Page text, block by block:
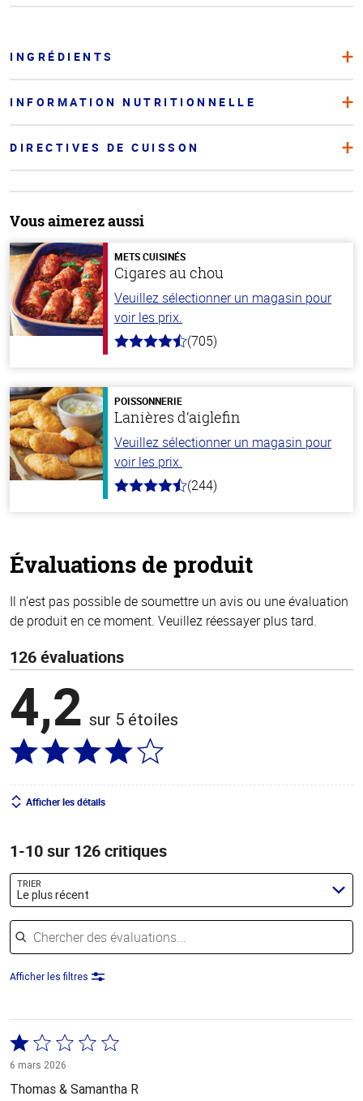
INGRÉDIENTS
INFORMATION NUTRITIONNELLE
DIRECTIVES DE CUISSON
Vous aimerez aussi
METS CUISINÉS
Cigares au chou
Veuillez sélectionner un magasin pour
voir les prix.
4.6
stars
(705)
POISSONNERIE
Lanières d’aiglefin
Veuillez sélectionner un magasin pour
voir les prix.
4.5
(244)
Évaluations de produit
Il n’est pas possible de soumettre un avis ou une évaluation
de produit en ce moment. Veuillez réessayer plus tard.
126 évaluations
4,2 sur 5 étoiles
Afficher les détails
1-10 sur 126 critiques
TRIER
Le plus récent
Chercher des évaluations
Afficher les filtres
Coté
1 sur
5
6 mars 2026
Thomas & Samantha R